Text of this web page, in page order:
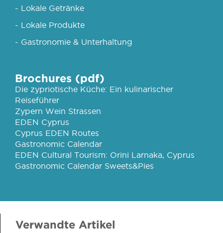
- Lokale Getränke
- Lokale Produkte
- Gastronomie & Unterhaltung
Brochures (pdf)
Die zypriotische Küche: Ein kulinarischer
Reiseführer
Zypern Wein Strassen
EDEN Cyprus
Cyprus EDEN Routes
Gastronomic Calendar
EDEN Cultural Tourism: Orini Larnaka, Cyprus
Gastronomic Calendar Sweets&Pies
Verwandte Artikel